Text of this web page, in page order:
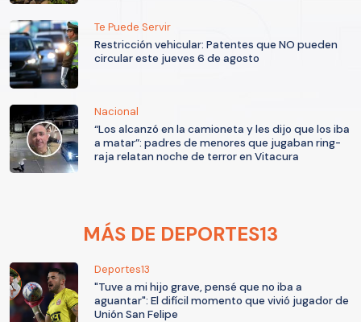
Te Puede Servir
Restricción vehicular: Patentes que NO pueden
circular este jueves 6 de agosto
Nacional
“Los alcanzó en la camioneta y les dijo que los iba
a matar”: padres de menores que jugaban ring-
raja relatan noche de terror en Vitacura
MÁS DE DEPORTES13
Deportes13
"Tuve a mi hijo grave, pensé que no iba a
aguantar": El difícil momento que vivió jugador de
Unión San Felipe